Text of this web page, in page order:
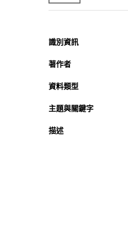
識別資訊
著作者
資料類型
主題與關鍵字
描述